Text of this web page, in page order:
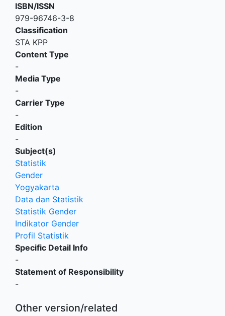
ISBN/ISSN
979-96746-3-8
Classification
STA KPP
Content Type
-
Media Type
-
Carrier Type
-
Edition
-
Subject(s)
Statistik
Gender
Yogyakarta
Data dan Statistik
Statistik Gender
Indikator Gender
Profil Statistik
Specific Detail Info
-
Statement of Responsibility
-
Other version/related